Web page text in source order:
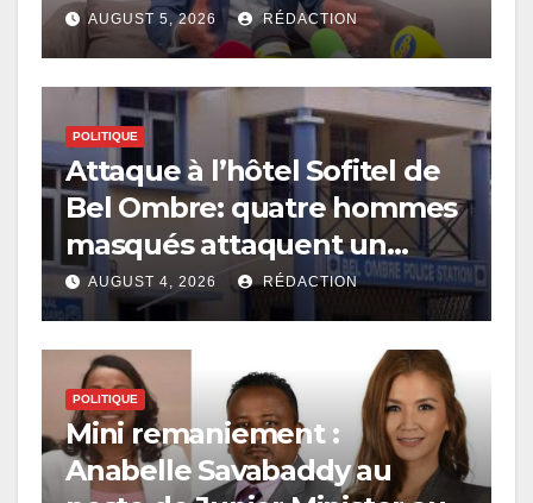
AUGUST 5, 2026 RÉDACTION
POLITIQUE
Attaque à l’hôtel Sofitel de
Bel Ombre: quatre hommes
masqués attaquent un
réceptionniste
AUGUST 4, 2026 RÉDACTION
POLITIQUE
Mini remaniement :
Anabelle Savabaddy au